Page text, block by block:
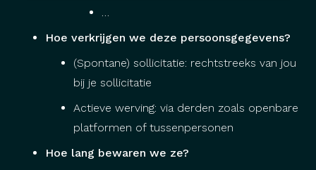
…
Hoe verkrijgen we deze persoonsgegevens?
(Spontane) sollicitatie: rechtstreeks van jou
bij je sollicitatie
Actieve werving: via derden zoals openbare
platformen of tussenpersonen
Hoe lang bewaren we ze?